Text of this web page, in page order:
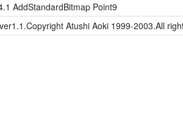
AddStandardBitmap Point9
Atushi Aoki 1999-2003.All